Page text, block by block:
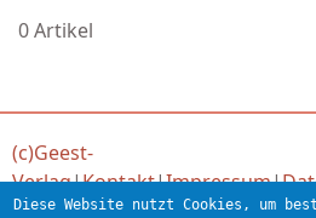
0Artikel
(c)Geest-
Verlag|Kontakt|Impressum|
Diese Website nutzt Cookies, um